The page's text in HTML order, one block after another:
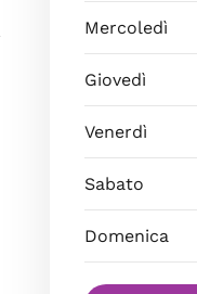
Mercoledì
Giovedì
Venerdì
Sabato
Domenica